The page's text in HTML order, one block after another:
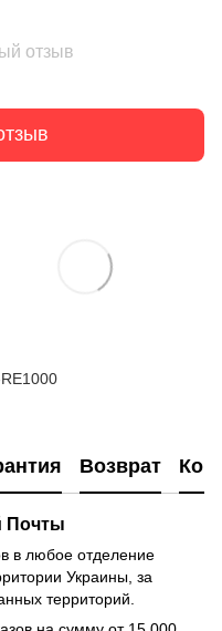
отзыв
Возврат
Почты
в любое отделение
Украины, за
территорий.